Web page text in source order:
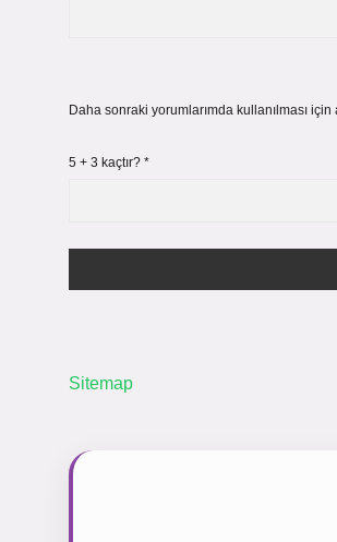
Daha sonraki yorumlarımda kullanılması
5 + 3 kaçtır? *
Sitemap